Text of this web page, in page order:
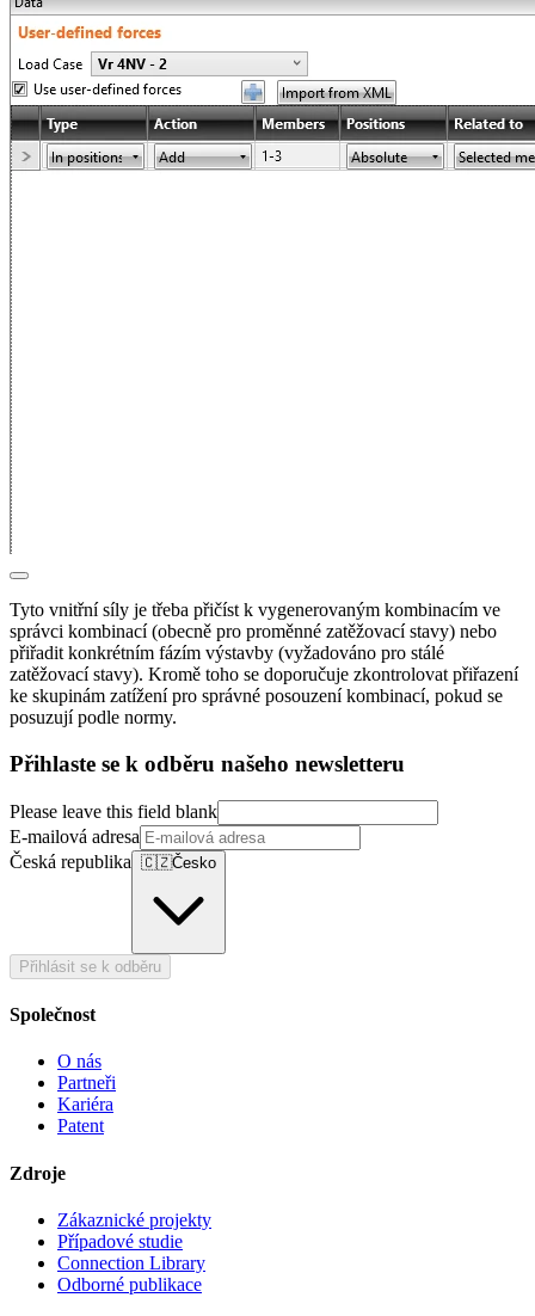
Tyto vnitřní síly je třeba přičíst k vygenerovaným kombinacím ve
správci kombinací (obecně pro proměnné zatěžovací stavy) nebo
přiřadit konkrétním fázím výstavby (vyžadováno pro stálé
zatěžovací stavy). Kromě toho se doporučuje zkontrolovat přiřazení
ke skupinám zatížení pro správné posouzení kombinací, pokud se
posuzují podle normy.
Přihlaste se k odběru našeho newsletteru
Please leave this field blank
E-mailová adresa
Česká republika 🇨🇿Česko
Přihlásit se k odběru
Společnost
O nás
Partneři
Kariéra
Patent
Zdroje
Zákaznické projekty
Případové studie
Connection Library
Odborné publikace